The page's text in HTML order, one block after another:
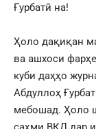
Ғурбатӣ на!
Ҳоло дақиқан
ва ашхоси
куби даҳҳо
Абдуллоҳ
мебошад. Ҳоло